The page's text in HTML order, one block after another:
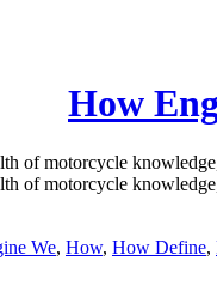
How
motorcycle
motorcycle
We, How, How Define,